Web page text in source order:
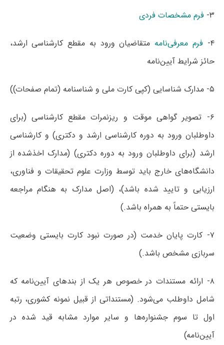
۳- فرم مشخصات فردی
۴- فرم معرفی‌نامه متقاضیان ورود به مقطع کارشناسی ارشد،
حائز شرایط آیین‌نامه
۵- مدارک شناسایی (کپی کارت ملی و شناسنامه (تمام صفحات))
۶- تصویر گواهی موقت و ریزنمرات مقطع کارشناسی (برای
داوطلبان ورود به دوره کارشناسی ارشد و دکتری) و کارشناسی
ارشد (برای داوطلبان ورود به دوره دکتری) (مدارک اخذشده از
دانشگاه‌های خارج باید توسط وزارت علوم تحقیقات و فناوری،
ارزیابی و تایید شده باشد)، (اصل مدارک به هنگام مراجعه
بایستی حتماً به همراه باشد.)
۷- کارت پایان خدمت (در صورت نبود کارت بایستی وضعیت
سربازی مشخص باشد.)
۸- ارائه مستندات در خصوص هر یک از بندهای آیین‌نامه که
شامل داوطلب می‌شود. (مستنداتی از قبیل نمونه کشوری، رتبه
اول تا سوم جشنواره‌ها و سایر موارد مشابه قید شده در
آیین‌نامه)